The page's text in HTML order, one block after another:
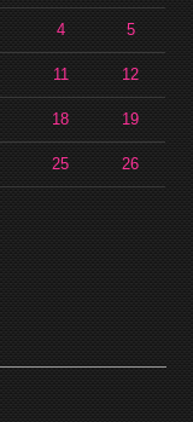
4 5
11 12
18 19
25 26